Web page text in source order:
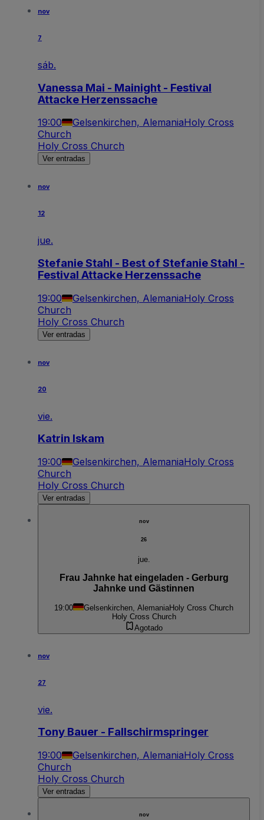
nov
7
sáb.
Vanessa Mai - Mainight - Festival
Attacke Herzenssache
19:00 Gelsenkirchen, AlemaniaHoly Cross
Church
Holy Cross Church
Ver entradas
nov
12
jue.
Stefanie Stahl - Best of Stefanie Stahl -
Festival Attacke Herzenssache
19:00 Gelsenkirchen, AlemaniaHoly Cross
Church
Holy Cross Church
Ver entradas
nov
20
vie.
Katrin Iskam
19:00 Gelsenkirchen, AlemaniaHoly Cross
Church
Holy Cross Church
Ver entradas
nov
26
jue.
Frau Jahnke hat eingeladen - Gerburg
Jahnke und Gästinnen
19:00 Gelsenkirchen, AlemaniaHoly Cross Church
Holy Cross Church
Agotado
nov
27
vie.
Tony Bauer - Fallschirmspringer
19:00 Gelsenkirchen, AlemaniaHoly Cross
Church
Holy Cross Church
Ver entradas
nov